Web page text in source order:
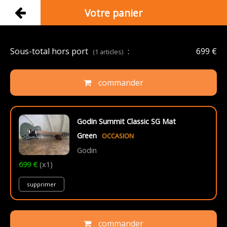
Votre panier
Sous-total hors port (1 articles) : 699 €
commander
Godin Summit Classic SG Mat
Green
OCCASION
Godin
699 € (x1)
supprimer
commander